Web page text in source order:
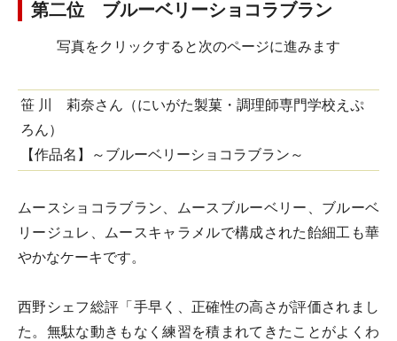
第二位 ブルーベリーショコラブラン
写真をクリックすると次のページに進みます
笹 川 莉奈さん（にいがた製菓・調理師専門学校えぷ
ろん）
【作品名】～ブルーベリーショコラブラン～
ムースショコラブラン、ムースブルーベリー、ブルーベ
リージュレ、ムースキャラメルで構成された飴細工も華
やかなケーキです。
西野シェフ総評「手早く、正確性の高さが評価されまし
た。無駄な動きもなく練習を積まれてきたことがよくわ